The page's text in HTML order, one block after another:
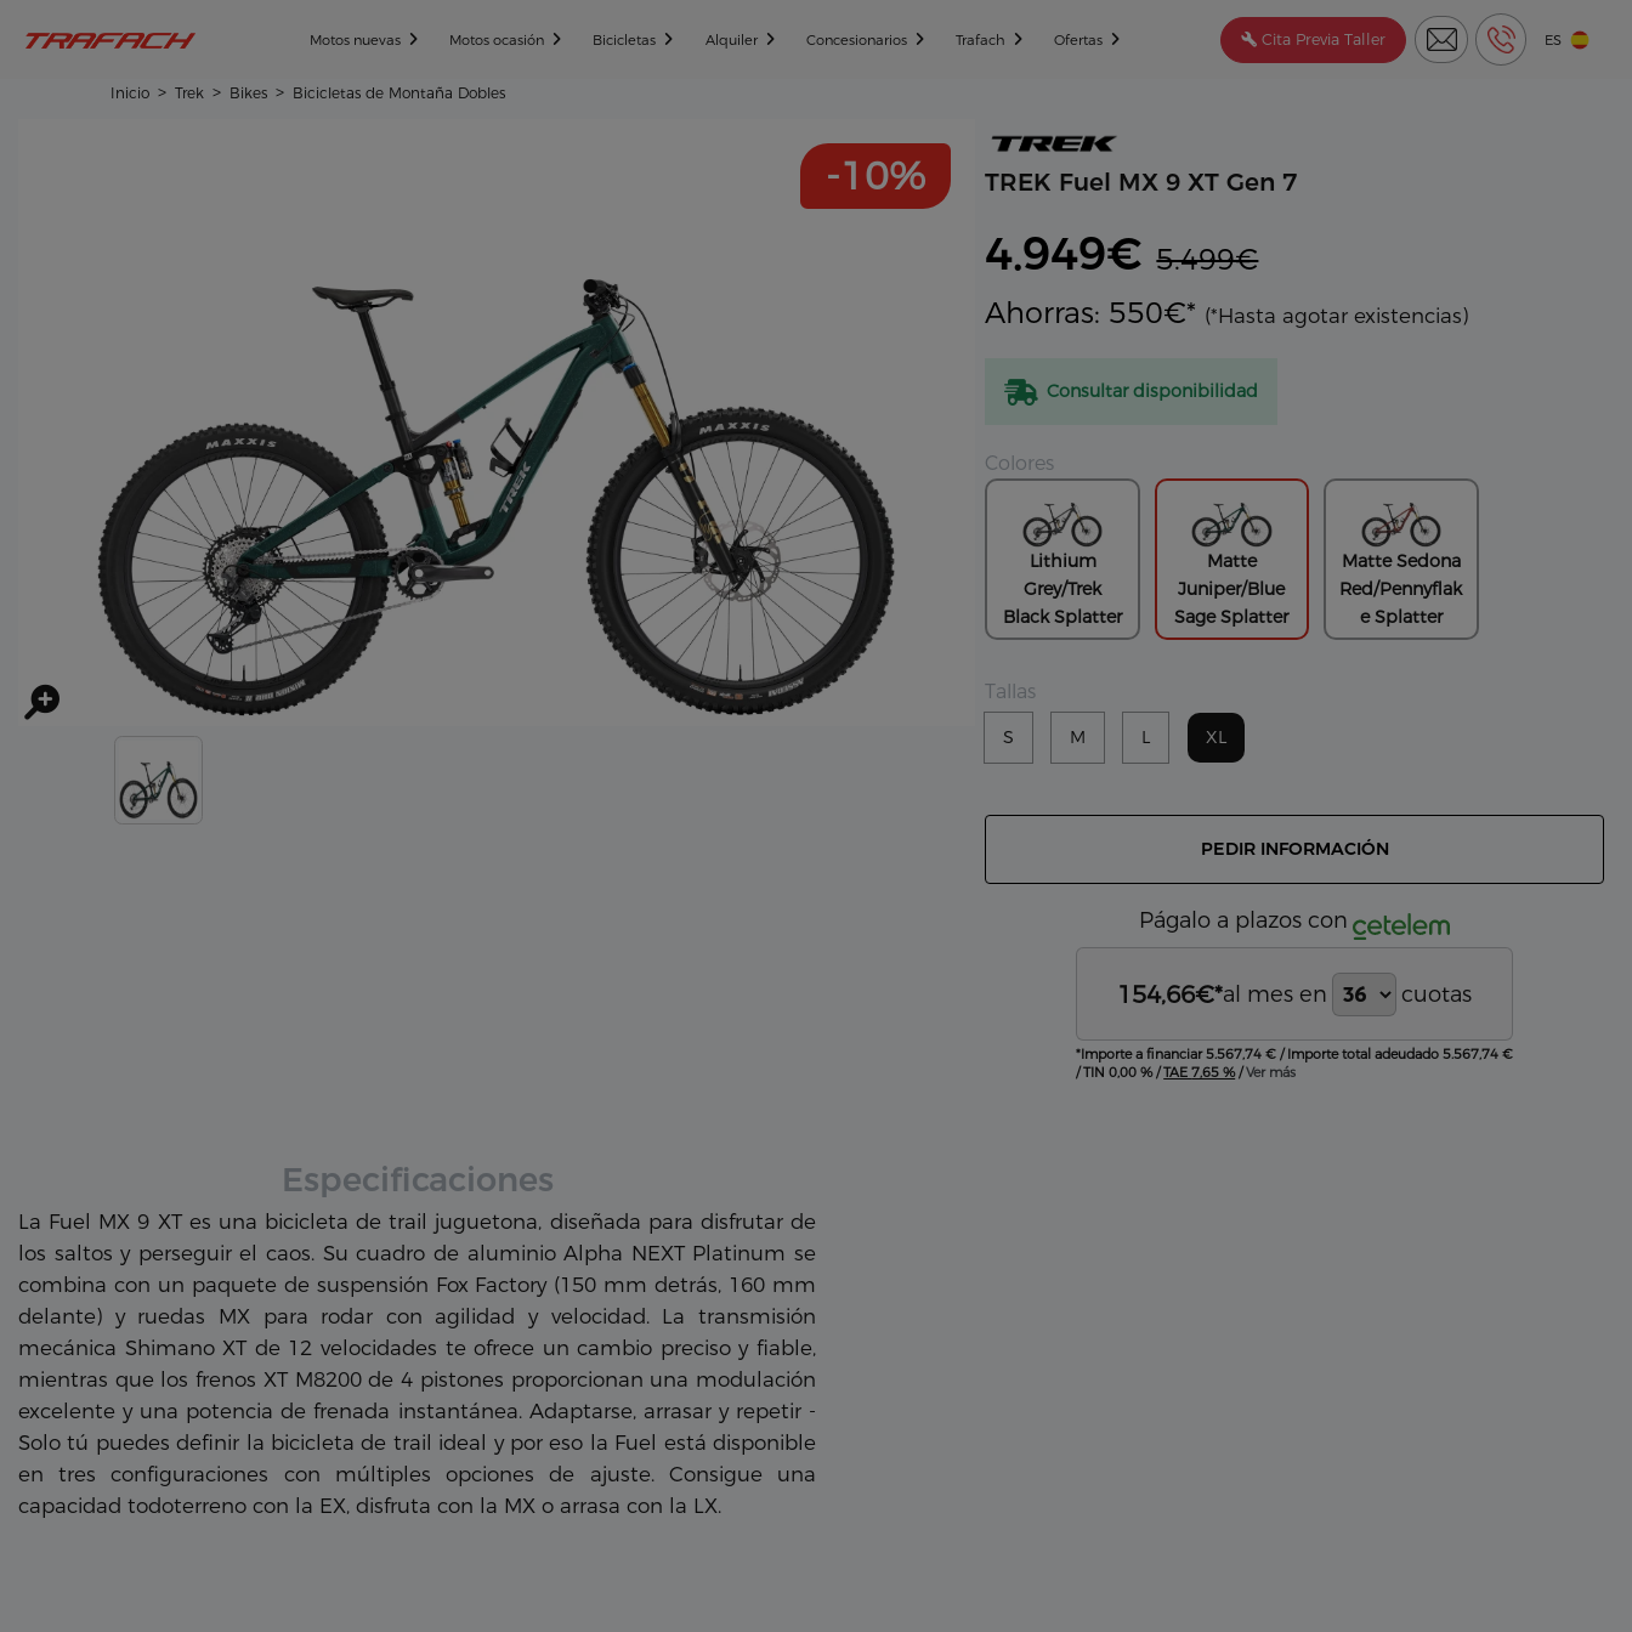
Motos nuevas Motos ocasión Bicicletas Alquiler Concesionarios Trafach Ofertas Cita Previa Taller ES
Inicio Trek Bikes Bicicletas de Montaña Dobles
-10% TREK Fuel MX 9 XT Gen 7
4.949€ 5.499€
Ahorras: 550€* (*Hasta agotar existencias)
Consultar disponibilidad
Colores
Lithium
Grey/Trek
Black Splatter
Matte
Juniper/Blue
Sage Splatter
Matte Sedona
Red/Pennyflak
e Splatter
Tallas
S M L XL
PEDIR INFORMACIÓN
Págalo a plazos con
154,66€*al mes en cuotas
*Importe a financiar5.567,74 € /Importe total adeudado5.567,74 €
/TIN0,00 %/TAE7,65 %/Ver más
Especificaciones
La Fuel MX 9 XT es una bicicleta de trail juguetona, diseñada para disfrutar de
los saltos y perseguir el caos. Su cuadro de aluminio Alpha NEXT Platinum se
combina con un paquete de suspensión Fox Factory (150 mm detrás, 160 mm
delante) y ruedas MX para rodar con agilidad y velocidad. La transmisión
mecánica Shimano XT de 12 velocidades te ofrece un cambio preciso y fiable,
mientras que los frenos XT M8200 de 4 pistones proporcionan una modulación
excelente y una potencia de frenada instantánea. Adaptarse, arrasar y repetir -
Solo tú puedes definir la bicicleta de trail ideal y por eso la Fuel está disponible
en tres configuraciones con múltiples opciones de ajuste. Consigue una
capacidad todoterreno con la EX, disfruta con la MX o arrasa con la LX.